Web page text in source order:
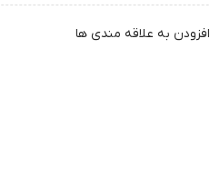
افزودن به علاقه مندی ها